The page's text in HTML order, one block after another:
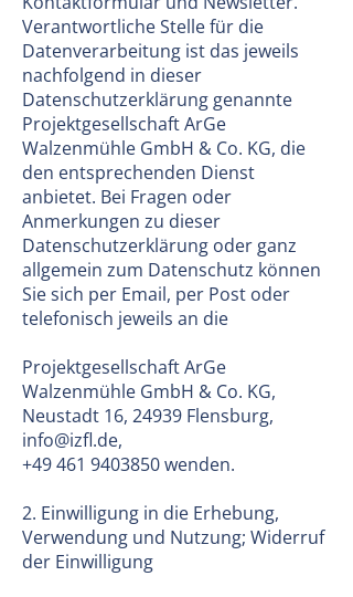
Verantwortliche Stelle für die
Datenverarbeitung ist das jeweils
nachfolgend in dieser
Datenschutzerklärung genannte
Projektgesellschaft ArGe
Walzenmühle GmbH & Co. KG, die
den entsprechenden Dienst
anbietet. Bei Fragen oder
Anmerkungen zu dieser
Datenschutzerklärung oder ganz
allgemein zum Datenschutz können
Sie sich per Email, per Post oder
telefonisch jeweils an die
Projektgesellschaft ArGe
Walzenmühle GmbH & Co. KG,
Neustadt 16, 24939 Flensburg,
info@izfl.de,
+49 461 9403850wenden.
2. Einwilligung in die Erhebung,
Verwendung und Nutzung; Widerruf
der Einwilligung